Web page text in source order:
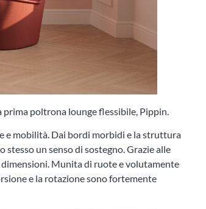
prima poltrona lounge flessibile, Pippin.
e mobilità. Dai bordi morbidi e la struttura
un senso di sostegno. Grazie alle
Munita di ruote e volutamente
e la rotazione sono fortemente